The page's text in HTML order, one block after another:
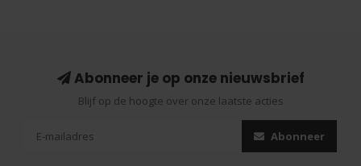
Abonneer je op onze nieuwsbrief
Blijf op de hoogte over onze laatste acties
Abonneer